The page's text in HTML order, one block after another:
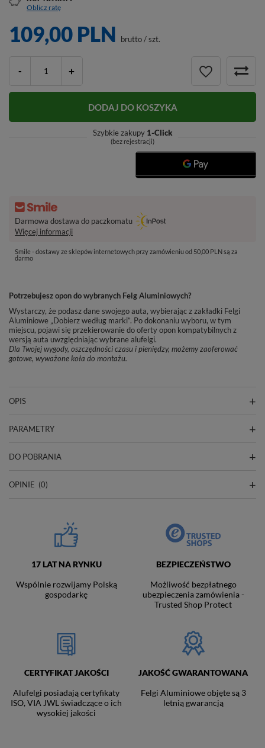
109,00 PLN brutto/szt.
- +
DODAJ DO KOSZYKA
Szybkie zakupy 1-Click
(bez rejestracji)
Oblicz ratę
Darmowa dostawa do paczkomatu
Więcej informacji
Smile - dostawy ze sklepów internetowych przy zamówieniu od 50,00 PLN są za
darmo
Potrzebujesz opon do wybranych Felg Aluminiowych?
Wystarczy, że podasz dane swojego auta, wybierając z zakładki Felgi
Aluminiowe „Dobierz według marki”. Po dokonaniu wyboru, w tym
miejscu, pojawi się przekierowanie do oferty opon kompatybilnych z
wersją auta uwzględniając wybrane alufelgi.
Dla Twojej wygody, oszczędności czasu i pieniędzy, możemy zaoferować
gotowe, wyważone koła do montażu.
OPIS
PARAMETRY
DO POBRANIA
OPINIE (0)
17 LAT NA RYNKU
Wspólnie rozwijamy Polską
gospodarkę
BEZPIECZEŃSTWO
Możliwość bezpłatnego
ubezpieczenia zamówienia -
Trusted Shop Protect
CERTYFIKAT JAKOŚCI
Alufelgi posiadają certyfikaty
ISO, VIA JWL świadczące o ich
wysokiej jakości
JAKOŚĆ GWARANTOWANA
Felgi Aluminiowe objęte są 3
letnią gwarancją